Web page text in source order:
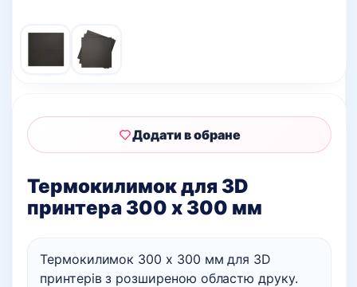
Термокилимок для 3D
принтера 300 х 300 мм
Термокилимок 300 х 300 мм для 3D
принтерів з розширеною областю друку.
Додати в обране